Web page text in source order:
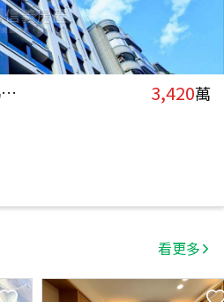
｛全新｝松德８８電梯２房 3,420萬
看更多